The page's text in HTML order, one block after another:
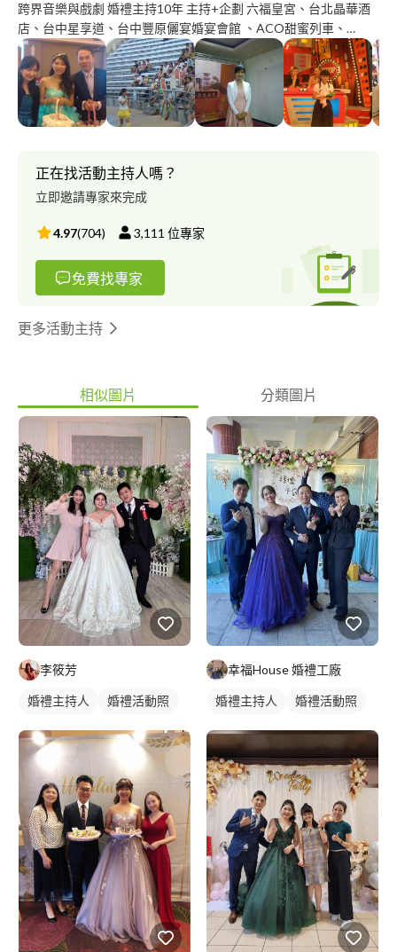
跨界音樂與戲劇 婚禮主持10年 主持+企劃 六福皇宮、台北晶華酒
店、台中星享道、台中豐原儷宴婚宴會館 、ACO甜蜜列車、
BONBON WEDDING 長期配合婚禮主持人 作曲編曲17年
http://www.streetvoice.com/fjunakashi 作品涵蓋：劇場.商演.電
視配樂.電視廣告、唱片流行音樂等 配音兼職 3年 劇場演員.電視劇
演員 合作過的劇團： 鞋子兒童實驗劇團、蘋果劇團、果陀劇團、
如果兒童劇團、九歌兒童劇團、杯子劇團 電視劇： 大愛電視台：
正在找活動主持人嗎？
立即邀請專家來完成
4.97(704) 3,111 位專家
免費找專家
更多活動主持
相似圖片 分類圖片
李筱芳
婚禮主持人 婚禮活動照
幸福House 婚禮工廠
婚禮主持人 婚禮活動照